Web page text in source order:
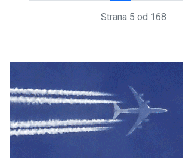
Strana 5 od 168